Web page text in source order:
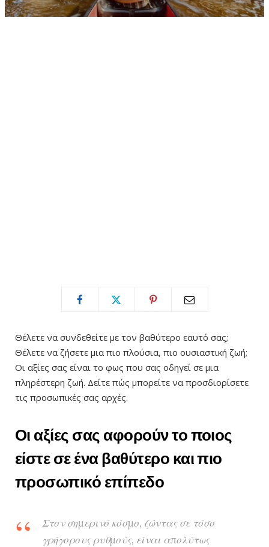
Θέλετε να συνδεθείτε με τον βαθύτερο εαυτό σας;
Θέλετε να ζήσετε μια πιο πλούσια, πιο ουσιαστική ζωή;
Οι αξίες σας είναι το φως που σας οδηγεί σε μια
πληρέστερη ζωή. Δείτε πώς μπορείτε να προσδιορίσετε
τις προσωπικές σας αρχές.
Οι αξίες σας αφορούν το ποιος
είστε σε ένα βαθύτερο και πιο
προσωπικό επίπεδο
Στον σημερινό κόσμο, ζώντας σε τόσο
γρήγορους ρυθμούς, είναι απολύτως